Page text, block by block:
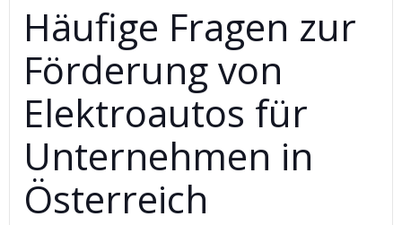
Häufige Fragen zur
Förderung von
Elektroautos für
Unternehmen in
Österreich